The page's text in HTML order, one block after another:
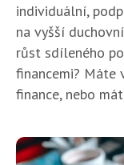
individuální,
na vyšší
růst sdíleného
financemi? Máte
finance, nebo